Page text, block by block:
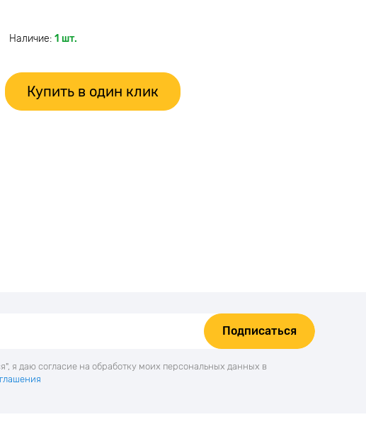
Наличие: 1 шт.
Купить в один клик
Подписаться
я даю согласие на обработку моих персональных данных в